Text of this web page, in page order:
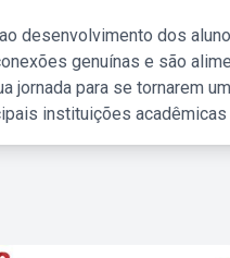
desenvolvimento dos
genuínas e são
jornada para se tornarem
instituições acadêmicas